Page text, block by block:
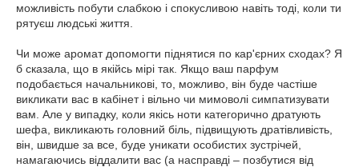
можливість побути слабкою і спокусливою навіть тоді, коли ти
рятуєш людські життя.
Чи може аромат допомогти піднятися по кар'єрних сходах? Я
б сказала, що в якійсь мірі так. Якщо ваш парфум
подобається начальникові, то, можливо, він буде частіше
викликати вас в кабінет і вільно чи мимоволі симпатизувати
вам. Але у випадку, коли якісь ноти категорично дратують
шефа, викликають головний біль, підвищують дратівливість,
він, швидше за все, буде уникати особистих зустрічей,
намагаючись віддалити вас (а насправді – позбутися від